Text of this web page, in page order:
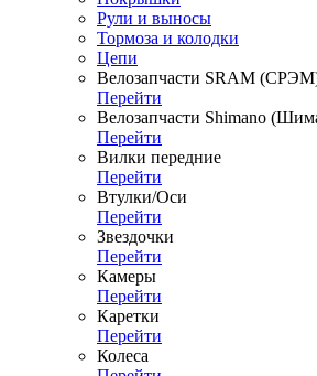
Рули и выносы
Тормоза и колодки
Цепи
Велозапчасти SRAM
Перейти
Велозапчасти Shimano
Перейти
Вилки передние
Перейти
Втулки/Оси
Перейти
Звездочки
Перейти
Камеры
Перейти
Каретки
Перейти
Колеса